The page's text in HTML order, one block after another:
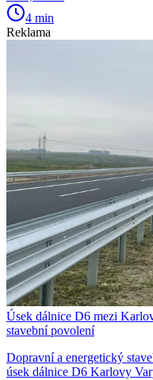
4 min
Reklama
Úsek dálnice D6 mezi
stavební povolení
Dopravní a energetický
úsek dálnice D6 Karlovy